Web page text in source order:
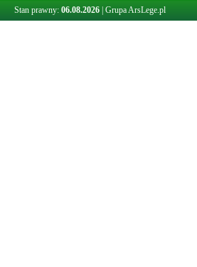
Stan prawny: 06.08.2026 Grupa ArsLege.pl